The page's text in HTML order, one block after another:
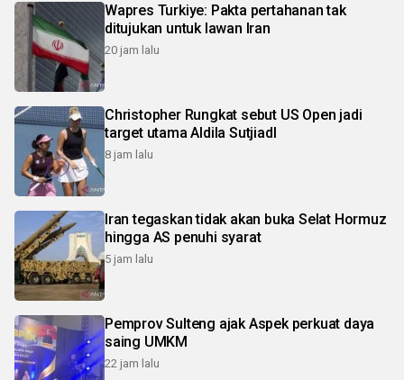
Wapres Turkiye: Pakta pertahanan tak
ditujukan untuk lawan Iran
20 jam lalu
Christopher Rungkat sebut US Open jadi
target utama Aldila SutjiadI
8 jam lalu
Iran tegaskan tidak akan buka Selat Hormuz
hingga AS penuhi syarat
5 jam lalu
Pemprov Sulteng ajak Aspek perkuat daya
saing UMKM
22 jam lalu